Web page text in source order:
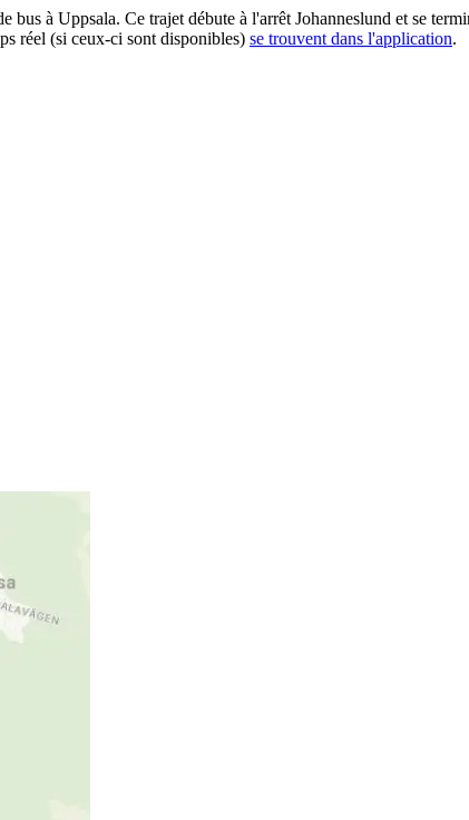
à Uppsala. Ce trajet débute à l'arrêt Johanneslund et se
réel (si ceux-ci sont disponibles) se trouvent dans l'application.